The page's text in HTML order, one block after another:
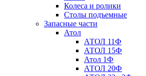
Колеса и ролики
Столы подъемные
Запасные части
Атол
АТОЛ 11Ф
АТОЛ 15Ф
Атол 1Ф
АТОЛ 20Ф